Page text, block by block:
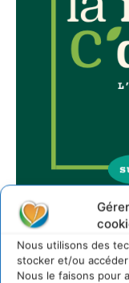
Nous utilisons des
stocker et/ou
Nous le faisons pour